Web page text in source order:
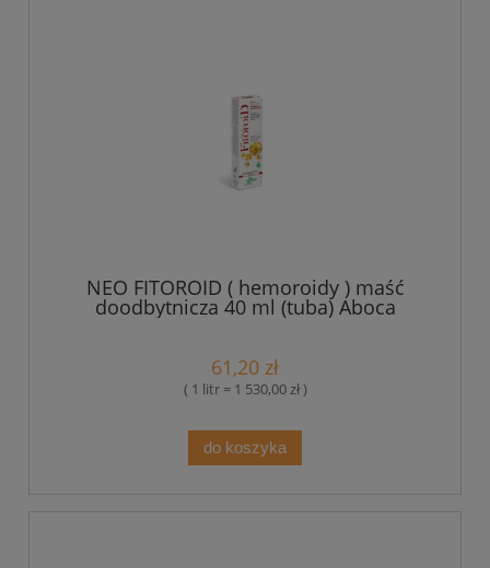
NEO FITOROID ( hemoroidy ) maść
doodbytnicza 40 ml (tuba) Aboca
61,20 zł
( 1 litr = 1 530,00 zł )
do koszyka